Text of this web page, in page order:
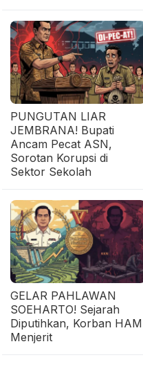
PUNGUTAN LIAR
JEMBRANA! Bupati
Ancam Pecat ASN,
Sorotan Korupsi di
Sektor Sekolah
GELAR PAHLAWAN
SOEHARTO! Sejarah
Diputihkan, Korban HAM
Menjerit